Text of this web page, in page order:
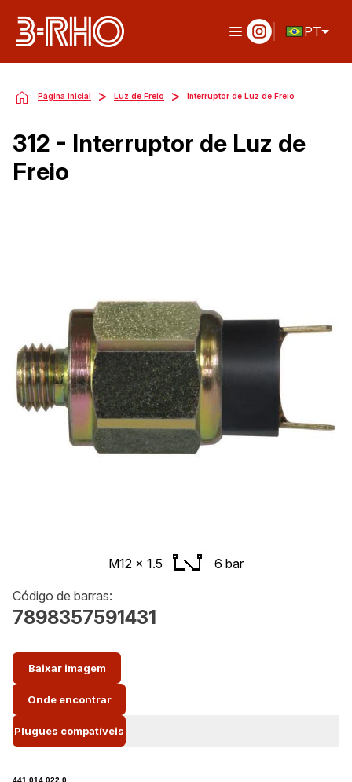
PT
Página inicial > Luz de Freio > Interruptor de Luz de Freio
312 - Interruptor de Luz de
Freio
M12 x 1.5 6 bar
Código de barras:
7898357591431
Baixar imagem
Onde encontrar
Plugues compatíveis
441.014.022.0